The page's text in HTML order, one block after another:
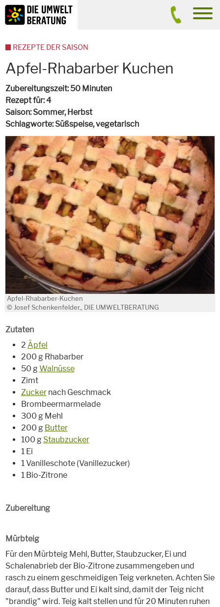
Inhalt
Suche
Apfel-Rhabarber Kuchen
Zubereitungszeit 50 Minuten
Rezept für 4
Saison Sommer, Herbst
Schlagworte Süßspeise,vegetarisch
Apfel-Rhabarber-Kuchen
© Josef Schenkenfelder,, DIE UMWELTBERATUNG
Zutaten
2 Äpfel
200 g Rhabarber
50 gWalnüsse
Zimt
Zuckernach Geschmack
Brombeermarmelade
300 g Mehl
200 g Butter
100 g Staubzucker
1 Ei
1 Vanilleschote (Vanillezucker)
1 Bio-Zitrone
Zubereitung
Mürbteig
Für den Mürbteig Mehl, Butter, Staubzucker, Ei und
Schalenabrieb der Bio-Zitrone zusammengeben und
rasch zu einem geschmeidigen Teig verkneten. Achten Sie
darauf, dass Butter und Ei kalt sind, damit der Teig nicht
"brandig" wird. Teig kalt stellen und für 20 Minuten ruhen
REZEPTE DER SAISON